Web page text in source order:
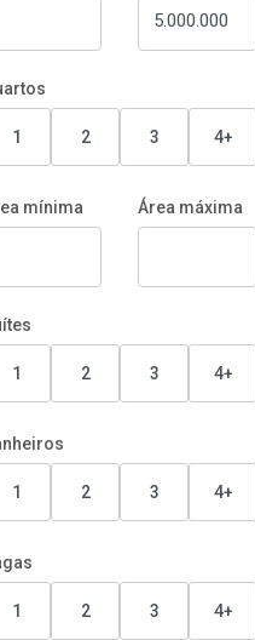
1 2 3 4+
mínima Área máxima
1 2 3 4+
1 2 3 4+
1 2 3 4+